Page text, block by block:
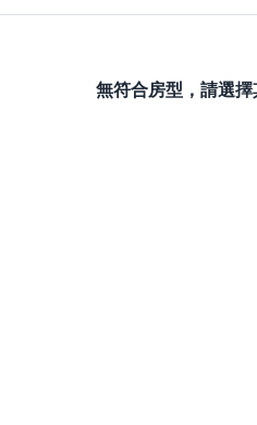
無符合房型，請選擇